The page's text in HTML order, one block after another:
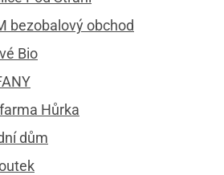
bezobalový obchod
Bio
Hůrka
dům